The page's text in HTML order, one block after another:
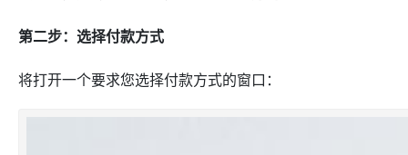
第二步：选择付款方式
将打开一个要求您选择付款方式的窗口：